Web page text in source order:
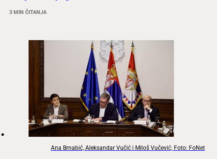
3 MIN ČITANJA
Ana Brnabić, Aleksandar Vučić i Miloš Vučević; Foto: FoNet